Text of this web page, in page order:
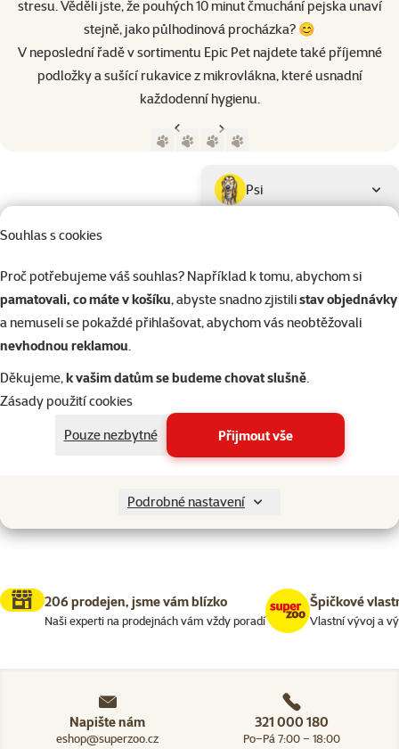
Souhlas s cookies
Proč potřebujeme váš souhlas? Například k tomu, abychom si
pamatovali, co máte v košíku, abyste snadno zjistilistav objednávky
a nemuseli se pokaždé přihlašovat, abychom vás neobtěžovali
nevhodnou reklamou.
Děkujeme,k vašim datům se budeme chovat slušně.
Zásady použití cookies
Pouze nezbytné
Přijmout vše
Podrobné nastavení
stresu. Věděli jste, že pouhých 10 minut čmuchání pejska unaví
stejně, jako půlhodinová procházka? 😊
V neposlední řadě v sortimentu Epic Pet najdete také příjemné
podložky a sušící rukavice z mikrovlákna, které usnadní
každodenní hygienu.
Předchozí stranaNásledující strana
Podkategorie
Psi
Drobní savci
Drobní savci > Potřeby pro
Nenalezeny žádné produkty
206 prodejen, jsme vám blízko
Naši experti na prodejnách vám vždy poradí
Špičkové
Vlastní vývoj a
Napište nám
eshop@superzoo.cz
321 000 180
Po–Pá 7:00 – 18:00